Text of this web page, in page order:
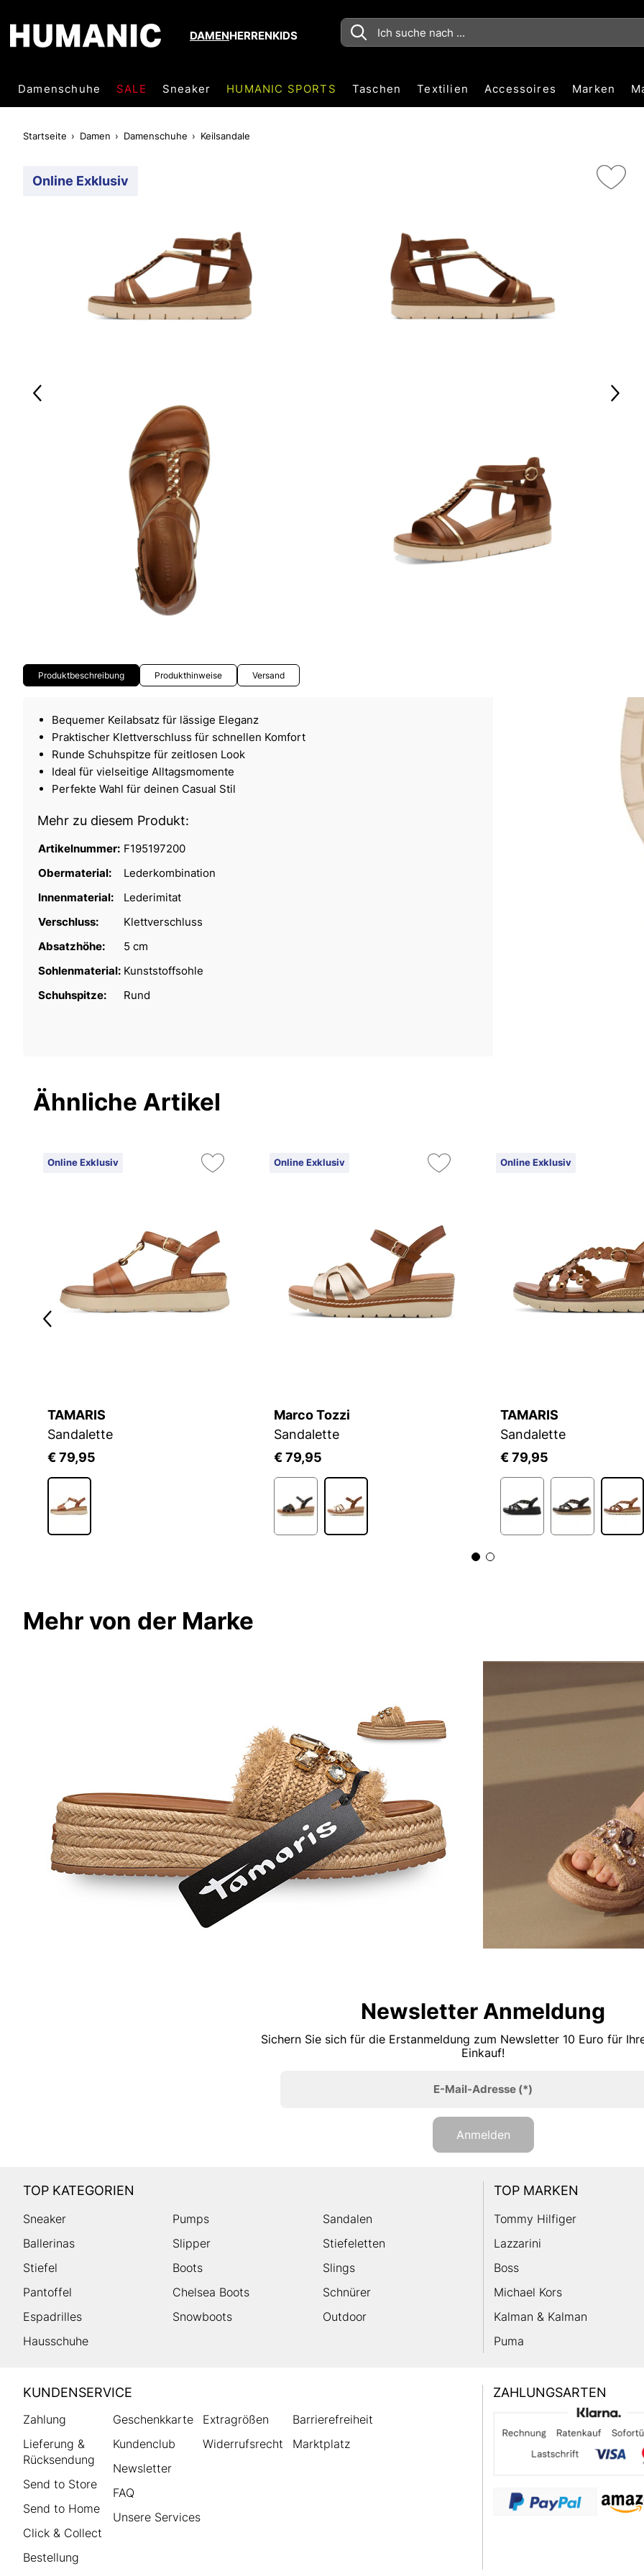
DAMENHERRENKIDS
Damenschuhe SALE Sneaker HUMANIC SPORTS Taschen Textilien Accessoires Marken
Startseite Damen Damenschuhe Keilsandale
Online Exklusiv
Produktbeschreibung Produkthinweise Versand
Bequemer Keilabsatz für lässige Eleganz
Praktischer Klettverschluss für schnellen Komfort
Runde Schuhspitze für zeitlosen Look
Ideal für vielseitige Alltagsmomente
Perfekte Wahl für deinen Casual Stil
Mehr zu diesem Produkt:
Artikelnummer: F195197200
Obermaterial:
Lederkombination
Innenmaterial:
Lederimitat
Verschluss:
Klettverschluss
Absatzhöhe:
5 cm
Sohlenmaterial: Kunststoffsohle
Schuhspitze:
Rund
Ähnliche Artikel
Online Exklusiv
TAMARIS
Sandalette
€ 79,95
Online Exklusiv
Marco Tozzi
Sandalette
€ 79,95
Online Exklusiv
TAMARIS
Sandalette
€ 79,95
Mehr von der Marke
Newsletter Anmeldung
Sichern Sie sich für die Erstanmeldung zum Newsletter 10 Euro für
Einkauf!
E-Mail-Adresse(*)
Anmelden
TOP KATEGORIEN
Sneaker Pumps
Sandalen
Ballerinas
Slipper
Stiefeletten
Stiefel
Boots
Slings
Pantoffel
Chelsea Boots
Schnürer
Espadrilles
Snowboots
Outdoor
Hausschuhe
TOP MARKEN
Tommy Hilfiger
Lazzarini
Boss
Michael Kors
Kalman & Kalman
Puma
HUMANIC
Footer
KUNDENSERVICE
Zahlung
Lieferung &
Rücksendung
Send to Store
Send to Home
Click & Collect
Bestellung
Geschenkkarte
Kundenclub
Newsletter
FAQ
Unsere Services
Extragrößen
Widerrufsrecht
Barrierefreiheit
Marktplatz
ZAHLUNGSARTEN